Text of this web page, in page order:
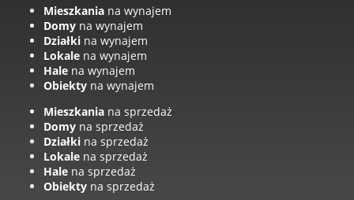
Mieszkania na wynajem
Domy na wynajem
Działki na wynajem
Lokale na wynajem
Hale na wynajem
Obiekty na wynajem
Mieszkania na sprzedaż
Domy na sprzedaż
Działki na sprzedaż
Lokale na sprzedaż
Hale na sprzedaż
Obiekty na sprzedaż